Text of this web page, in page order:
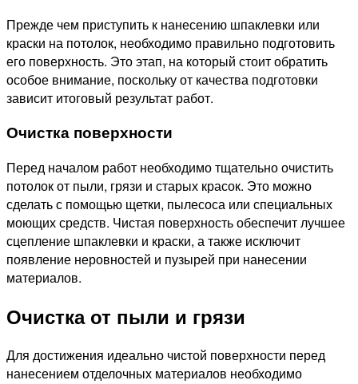
Прежде чем приступить к нанесению шпаклевки или
краски на потолок, необходимо правильно подготовить
его поверхность. Это этап, на который стоит обратить
особое внимание, поскольку от качества подготовки
зависит итоговый результат работ.
Очистка поверхности
Перед началом работ необходимо тщательно очистить
потолок от пыли, грязи и старых красок. Это можно
сделать с помощью щетки, пылесоса или специальных
моющих средств. Чистая поверхность обеспечит лучшее
сцепление шпаклевки и краски, а также исключит
появление неровностей и пузырей при нанесении
материалов.
Очистка от пыли и грязи
Для достижения идеально чистой поверхности перед
нанесением отделочных материалов необходимо